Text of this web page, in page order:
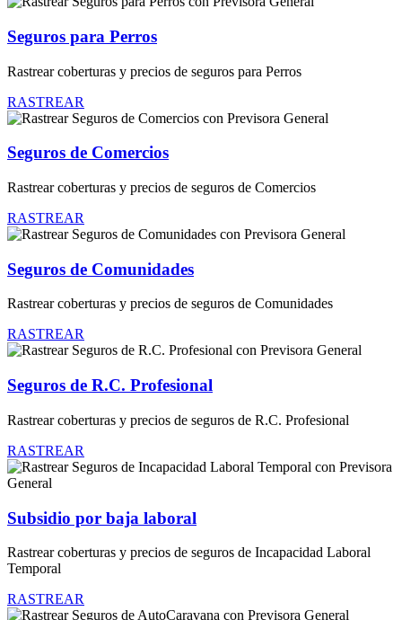
Seguros para Perros
Rastrear coberturas y precios de seguros para Perros
RASTREAR
Seguros de Comercios
Rastrear coberturas y precios de seguros de Comercios
RASTREAR
Seguros de Comunidades
Rastrear coberturas y precios de seguros de Comunidades
RASTREAR
Seguros de R.C. Profesional
Rastrear coberturas y precios de seguros de R.C. Profesional
RASTREAR
Subsidio por baja laboral
Rastrear coberturas y precios de seguros de Incapacidad Laboral
Temporal
RASTREAR